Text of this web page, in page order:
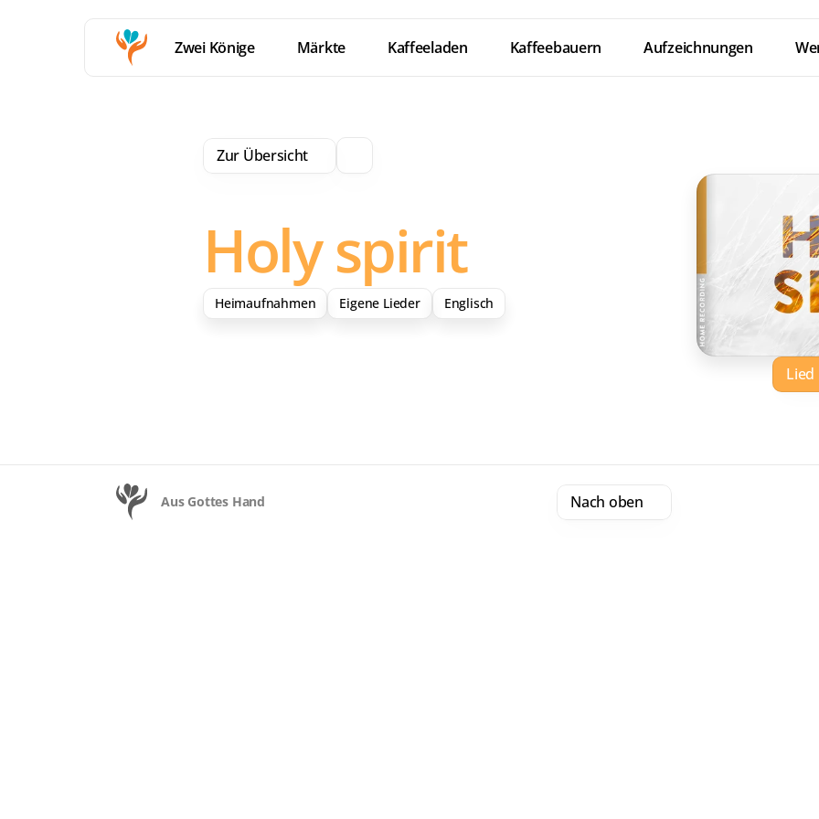
Zwei Könige Märkte Kaffeeladen Kaffeebauern Aufzeichnungen
Zur Übersicht
Holy spirit
Heimaufnahmen Eigene Lieder Englisch
Lied
Aus Gottes Hand Nach oben